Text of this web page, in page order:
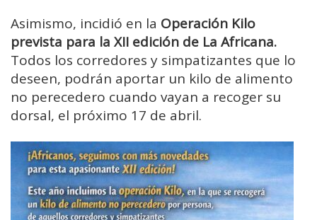
Asimismo, incidió en la Operación Kilo
prevista para la XII edición de La Africana.
Todos los corredores y simpatizantes que lo
deseen, podrán aportar un kilo de alimento
no perecedero cuando vayan a recoger su
dorsal, el próximo 17 de abril.